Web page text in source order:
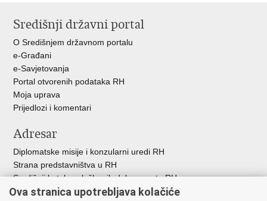
FacebookuTwitteruGoogle
Središnji državni portal
O Središnjem državnom portalu
e-Građani
e-Savjetovanja
Portal otvorenih podataka RH
Moja uprava
Prijedlozi i komentari
Adresar
Diplomatske misije i konzularni uredi RH
Strana predstavništva u RH
Središnji katalog službenih dokumenata RH
Adresar tijela javne vlasti
Ova stranica upotrebljava kolačiće